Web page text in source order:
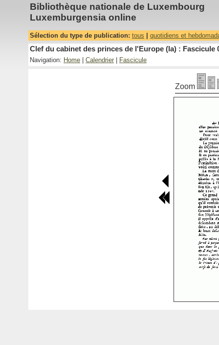
Bibliothèque nationale de Luxembourg
Luxemburgensia online
Sélection du type de publication: tous quotidiens et
Clef du cabinet des princes de l'Europe (la) : Fascicule
Navigation: Home Calendrier Fascicule
Zoom